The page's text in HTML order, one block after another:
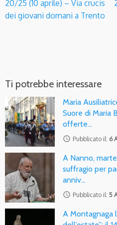
20/25 (10 aprile) – Via crucis
dei giovani domani a Trento
Ti potrebbe interessare
Maria
Suore di Maria
offerte…
access_time Pubblicato il: 6
A Nanno,
suffragio per
anniv…
access_time Pubblicato il: 5
A Montagnaga